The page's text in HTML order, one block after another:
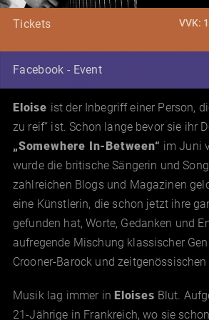
Tickets VVK:
Facebook - Event
Eloise ist der Inbegriff einer Person,
zu reif“ ist. Schon lange bevor sie ihr
„Somewhere In-Between“ im Juni
wurde die britische Sängerin und
zahlreichen Blogs und Magazinen
eine Künstlerin, die schon jetzt ihre
gefunden hat, Worte, Gedanken und
aufregende Mischung klassischer
Crooner-Barock und zeitgenössischen
Musik lag immer in Eloises Blut.
21-Jährige in Frankreich, wo sie